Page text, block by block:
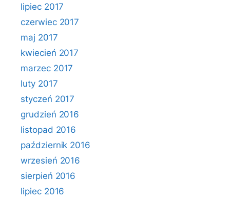
lipiec 2017
czerwiec 2017
maj 2017
kwiecień 2017
marzec 2017
luty 2017
styczeń 2017
grudzień 2016
listopad 2016
październik 2016
wrzesień 2016
sierpień 2016
lipiec 2016